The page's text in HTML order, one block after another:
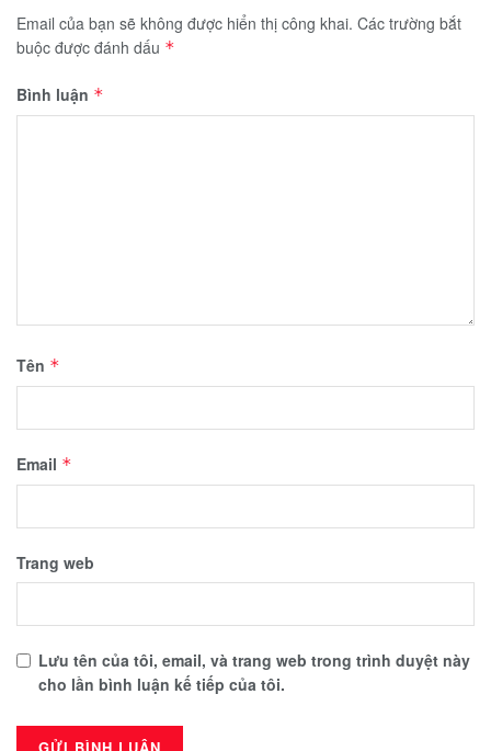
Email của bạn sẽ không được hiển thị công khai. Các trường bắt
buộc được đánh dấu *
Bình luận *
Tên *
Email *
Trang web
Lưu tên của tôi, email, và trang web trong trình duyệt này
cho lần bình luận kế tiếp của tôi.